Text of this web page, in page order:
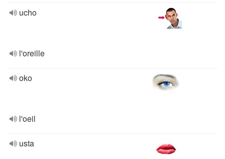
ucho
l'oreille
oko
l'oeil
usta